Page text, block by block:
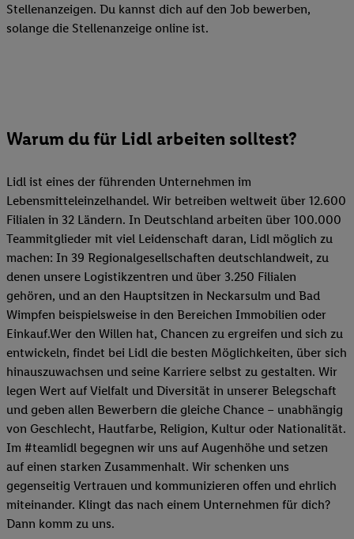
Stellenanzeigen. Du kannst dich auf den Job bewerben,
solange die Stellenanzeige online ist.
Warum du für Lidl arbeiten solltest?
Lidl ist eines der führenden Unternehmen im
Lebensmitteleinzelhandel. Wir betreiben weltweit über 12.600
Filialen in 32 Ländern. In Deutschland arbeiten über 100.000
Teammitglieder mit viel Leidenschaft daran, Lidl möglich zu
machen: In 39 Regionalgesellschaften deutschlandweit, zu
denen unsere Logistikzentren und über 3.250 Filialen
gehören, und an den Hauptsitzen in Neckarsulm und Bad
Wimpfen beispielsweise in den Bereichen Immobilien oder
Einkauf.Wer den Willen hat, Chancen zu ergreifen und sich zu
entwickeln, findet bei Lidl die besten Möglichkeiten, über sich
hinauszuwachsen und seine Karriere selbst zu gestalten. Wir
legen Wert auf Vielfalt und Diversität in unserer Belegschaft
und geben allen Bewerbern die gleiche Chance – unabhängig
von Geschlecht, Hautfarbe, Religion, Kultur oder Nationalität.
Im #teamlidl begegnen wir uns auf Augenhöhe und setzen
auf einen starken Zusammenhalt. Wir schenken uns
gegenseitig Vertrauen und kommunizieren offen und ehrlich
miteinander. Klingt das nach einem Unternehmen für dich?
Dann komm zu uns.​